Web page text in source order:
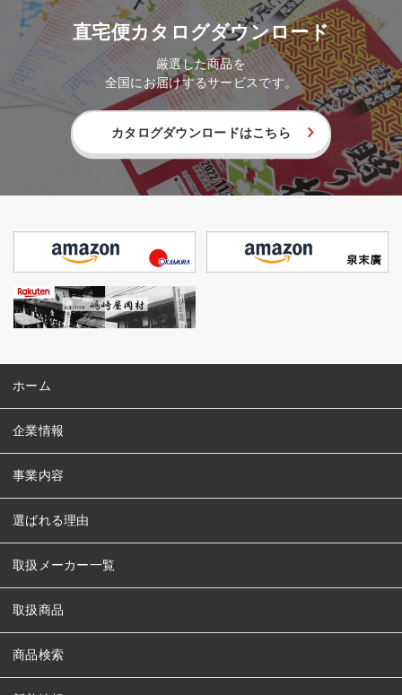
直宅便カタログダウンロード
厳選した商品を
全国にお届けするサービスです。
カタログダウンロードはこちら
ホーム
企業情報
事業内容
選ばれる理由
取扱メーカー一覧
取扱商品
商品検索